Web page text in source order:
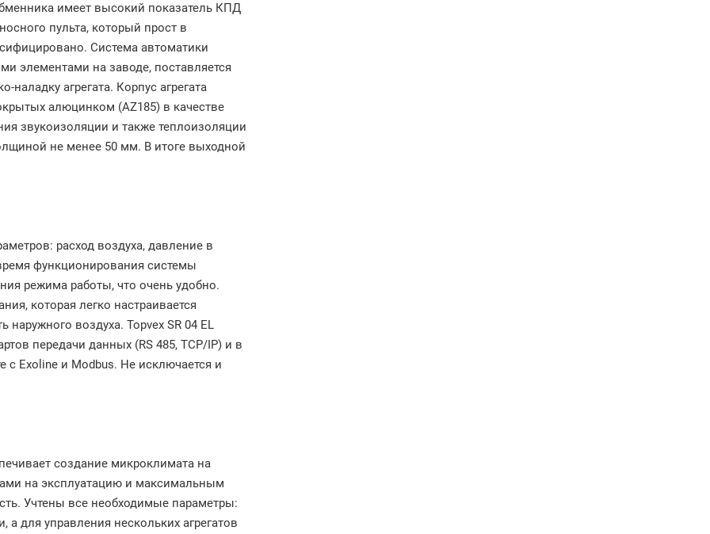
имеет высокий показатель КПД
пульта, который прост в
Система автоматики
элементами на заводе, поставляется
агрегата. Корпус агрегата
алюцинком (AZ185) в качестве
звукоизоляции и также теплоизоляции
не менее 50 мм. В итоге выходной
расход воздуха, давление в
функционирования системы
режима работы, что очень удобно.
которая легко настраивается
наружного воздуха. Topvex SR 04 EL
передачи данных (RS 485, TCP/IP) и в
с Exoline и Modbus. Не исключается и
создание микроклимата на
на эксплуатацию и максимальным
Учтены все необходимые параметры:
а для управления нескольких агрегатов